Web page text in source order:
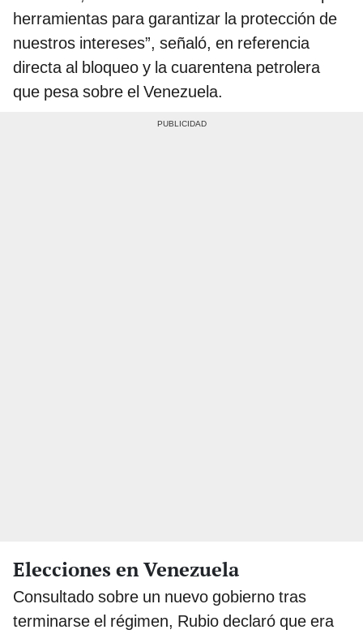
herramientas para garantizar la protección de
nuestros intereses”, señaló, en referencia
directa al bloqueo y la cuarentena petrolera
que pesa sobre el Venezuela.
Elecciones en Venezuela
Consultado sobre un nuevo gobierno tras
terminarse el régimen, Rubio declaró que era